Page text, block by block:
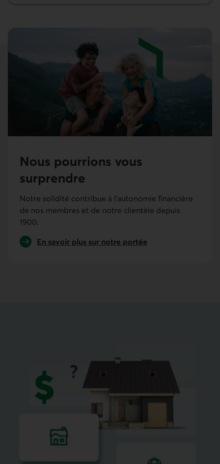
Nous pourrions vous
surprendre
Notre solidité contribue à l’autonomie financière
de nos membres et de notre clientèle depuis
1900.
En savoir plus sur notre portée